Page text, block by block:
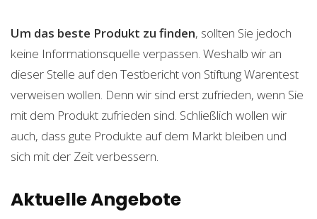
Um das beste Produkt zu finden, sollten Sie jedoch
keine Informationsquelle verpassen. Weshalb wir an
dieser Stelle auf den Testbericht von Stiftung Warentest
verweisen wollen. Denn wir sind erst zufrieden, wenn Sie
mit dem Produkt zufrieden sind. Schließlich wollen wir
auch, dass gute Produkte auf dem Markt bleiben und
sich mit der Zeit verbessern.
Aktuelle Angebote